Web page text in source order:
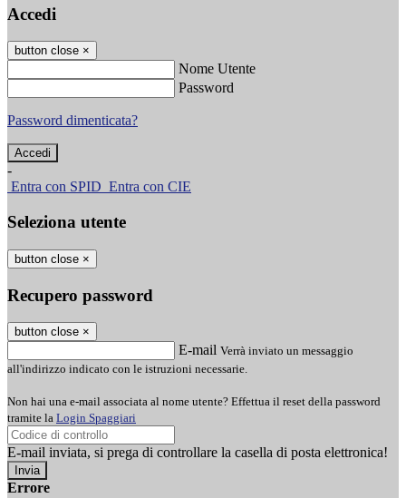
Accedi
button close ×
Nome Utente
Password
Password dimenticata?
-
Entra con SPID Entra con CIE
Seleziona utente
button close ×
Recupero password
button close ×
E-mail Verrà inviato un messaggio
all'indirizzo indicato con le istruzioni necessarie.
Non hai una e-mail associata al nome utente? Effettua il reset della password
tramite la Login Spaggiari
E-mail inviata, si prega di controllare la casella di posta elettronica!
Errore